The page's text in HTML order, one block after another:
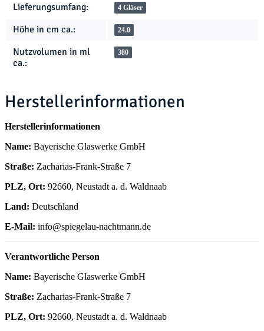
Lieferungsumfang: 4 Gläser
Höhe in cm ca.: 24.0
Nutzvolumen in ml
ca.:
380
Herstellerinformationen
Herstellerinformationen
Name: Bayerische Glaswerke GmbH
Straße: Zacharias-Frank-Straße 7
PLZ, Ort: 92660, Neustadt a. d. Waldnaab
Land: Deutschland
E-Mail: info@spiegelau-nachtmann.de
Verantwortliche Person
Name: Bayerische Glaswerke GmbH
Straße: Zacharias-Frank-Straße 7
PLZ, Ort: 92660, Neustadt a. d. Waldnaab